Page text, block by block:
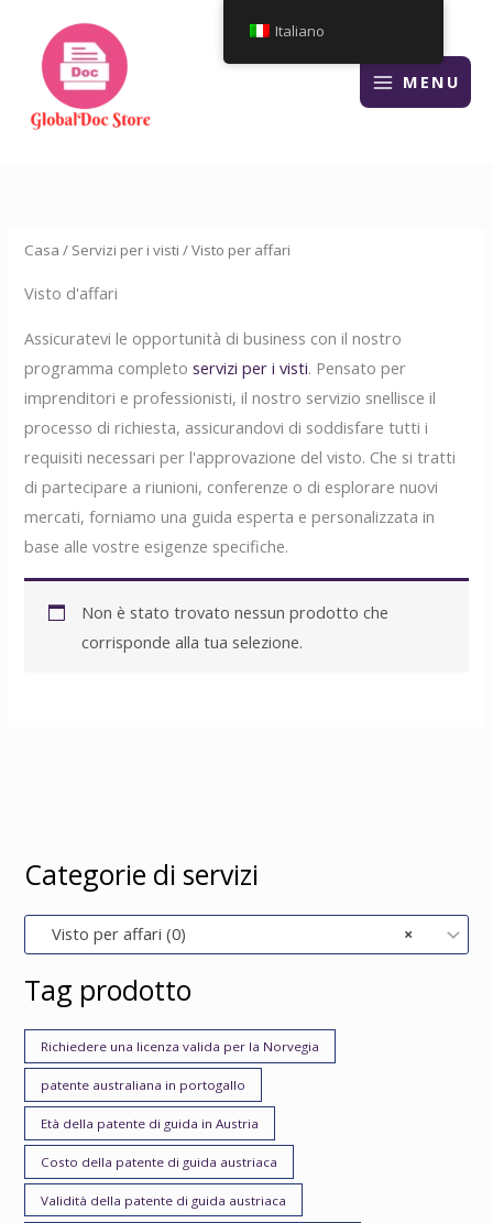
contenuto
MENU
Casa / Servizi per i visti / Visto per affari
Visto d'affari
Assicuratevi le opportunità di business con il nostro
programma completoservizi per i visti. Pensato per
imprenditori e professionisti, il nostro servizio snellisce il
processo di richiesta, assicurandovi di soddisfare tutti i
requisiti necessari per l'approvazione del visto. Che si tratti
di partecipare a riunioni, conferenze o di esplorare nuovi
mercati, forniamo una guida esperta e personalizzata in
base alle vostre esigenze specifiche.
Non è stato trovato nessun prodotto che
corrisponde alla tua selezione.
Categorie di servizi
×
Visto per affari (0)
Tag prodotto
Richiedere una licenza valida per la Norvegia
patente australiana in portogallo
Età della patente di guida in Austria
Costo della patente di guida austriaca
Validità della patente di guida austriaca
Italiano